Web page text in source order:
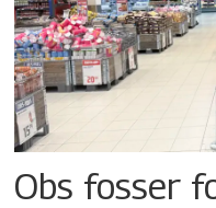
Obs fosser